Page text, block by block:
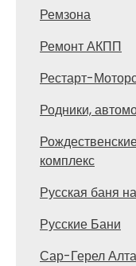
Ремзона
Ремонт АКПП
Рестарт-
Родники,
комплекс
Русская баня
Русские Бани
Сар-Герел